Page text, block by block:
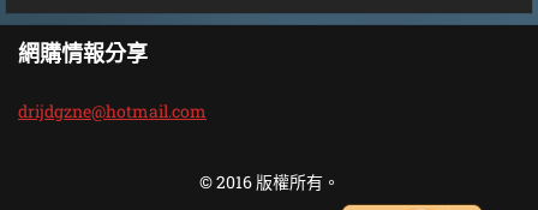
網購情報分享
drijdgzne@hotmail.com
© 2016 版權所有。